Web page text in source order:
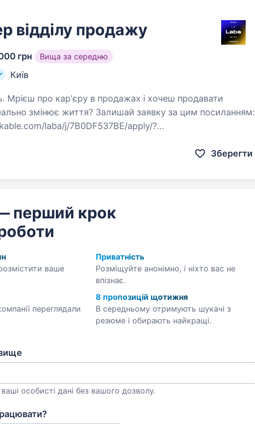
відділу продажу
грн Вища за середню
Київ
змінює життя? Залишай заявку за цим посиланням:
laba/j/7B0DF537BE/apply/?
Зберегти
перший крок
ваше
Приватність
Розміщуйте анонімно, і ніхто вас не
впізнає.
переглядали
8 пропозицій щотижня
В середньому отримують шукачі з
резюме і обирають найкращі.
особисті дані без вашого дозволу.